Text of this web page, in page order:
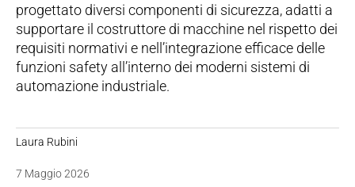
progettato diversi componenti di sicurezza, adatti a
supportare il costruttore di macchine nel rispetto dei
requisiti normativi e nell’integrazione efficace delle
funzioni safety all’interno dei moderni sistemi di
automazione industriale.
Laura Rubini
7 Maggio 2026